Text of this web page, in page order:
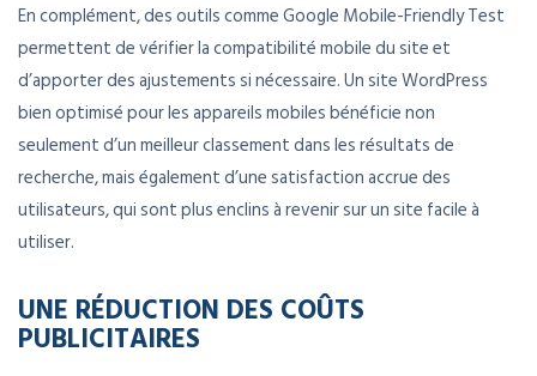
En complément, des outils comme Google Mobile-Friendly Test
permettent de vérifier la compatibilité mobile du site et
d’apporter des ajustements si nécessaire. Un site WordPress
bien optimisé pour les appareils mobiles bénéficie non
seulement d’un meilleur classement dans les résultats de
recherche, mais également d’une satisfaction accrue des
utilisateurs, qui sont plus enclins à revenir sur un site facile à
utiliser.
UNE RÉDUCTION DES COÛTS
PUBLICITAIRES